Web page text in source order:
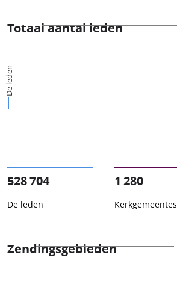
Totaal aantal leden
De leden
528 704
De leden
1 280
Kerkgemeentes
Zendingsgebieden